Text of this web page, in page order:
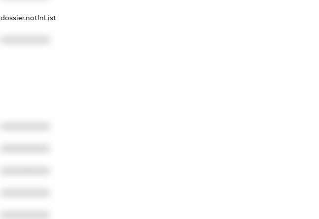
dossier.notInList